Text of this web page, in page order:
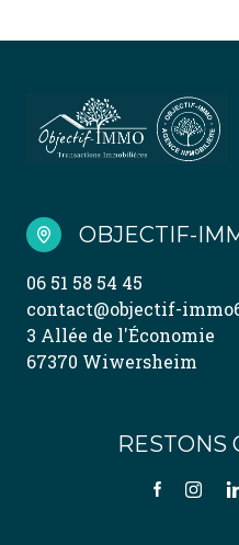
OBJECTIF-
06 51 58 54 45
contact@objectif-
3 Allée de l'Économie
67370 Wiwersheim
RESTONS